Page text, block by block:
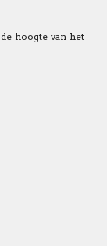
hoogte van het